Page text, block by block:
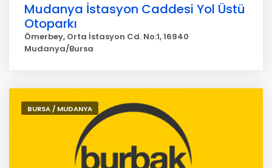
Mudanya İstasyon Caddesi Yol Üstü
Otoparkı
Ömerbey, Orta İstasyon Cd. No:1, 16940
Mudanya/Bursa
BURSA / MUDANYA